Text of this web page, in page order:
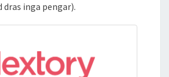
inga pengar).